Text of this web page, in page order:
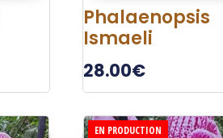
Phalaenopsis
Ismaeli
28.00€
EN PRODUCTION